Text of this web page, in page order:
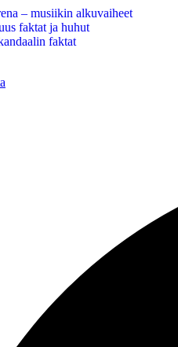
– musiikin alkuvaiheet
faktat ja huhut
faktat